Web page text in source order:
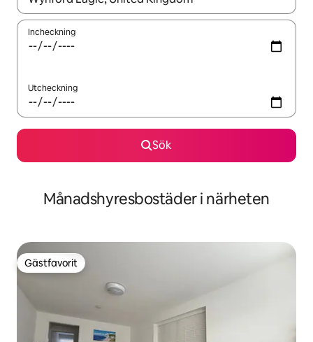
Incheckning
Utcheckning
Sök
Månadshyresbostäder i närheten
Gästfavorit
Gästfavorit